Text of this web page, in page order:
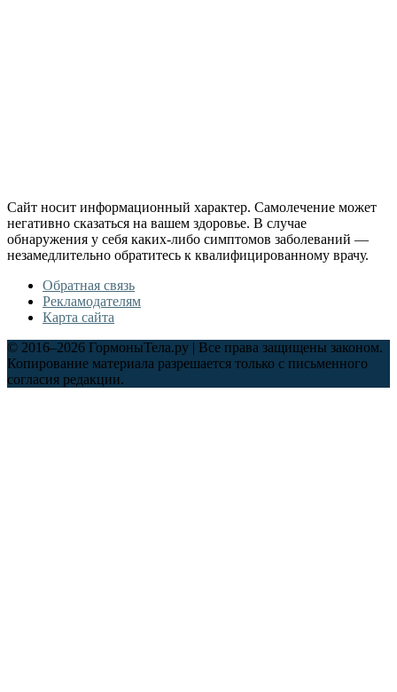
Сайт носит информационный характер. Самолечение может
негативно сказаться на вашем здоровье. В случае
обнаружения у себя каких-либо симптомов заболеваний —
незамедлительно обратитесь к квалифицированному врачу.
Обратная связь
Рекламодателям
Карта сайта
© 2016–2026 ГормоныТела.ру | Все права защищены законом.
Копирование материала разрешается только с письменного
согласия редакции.